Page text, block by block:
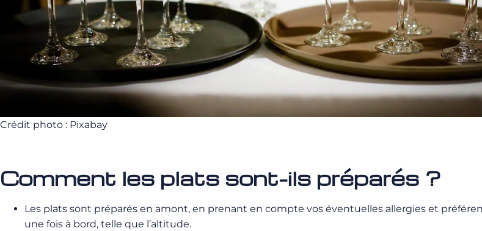
Crédit photo : Pixabay
Comment les plats sont-ils préparés ?
Les plats sont préparés en amont, en prenant en compte vos éventuelles allergies et
une fois à bord, telle que l’altitude.